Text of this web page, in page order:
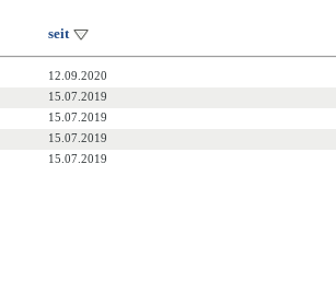
seit
12.09.2020
15.07.2019
15.07.2019
15.07.2019
15.07.2019